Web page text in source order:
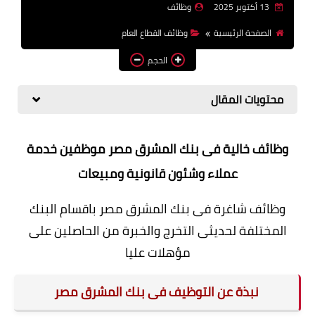
بالجامعات والمعاهد
اخبار
وظائف
الصفحة الرئيسية
وظائف القطاع العام
الحجم
محتويات المقال
وظائف خالية فى بنك المشرق مصر موظفين خدمة
عملاء وشئون قانونية ومبيعات
وظائف شاغرة فى بنك المشرق مصر باقسام البنك
المختلفة لحديثى التخرج والخبرة من الحاصلين على
مؤهلات عليا
نبذة عن التوظيف فى بنك المشرق مصر